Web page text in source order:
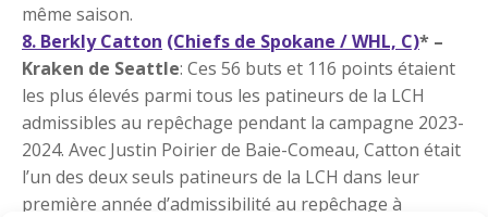
même saison.
8. Berkly Catton (Chiefs de Spokane / WHL, C)* –
Kraken de Seattle: Ces 56 buts et 116 points étaient
les plus élevés parmi tous les patineurs de la LCH
admissibles au repêchage pendant la campagne 2023-
2024. Avec Justin Poirier de Baie-Comeau, Catton était
l’un des deux seuls patineurs de la LCH dans leur
première année d’admissibilité au repêchage à